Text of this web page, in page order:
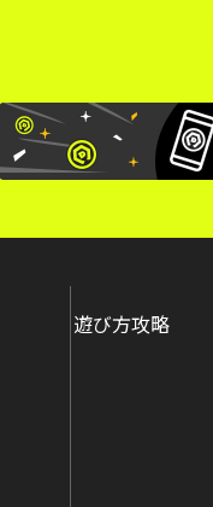
遊び方攻略